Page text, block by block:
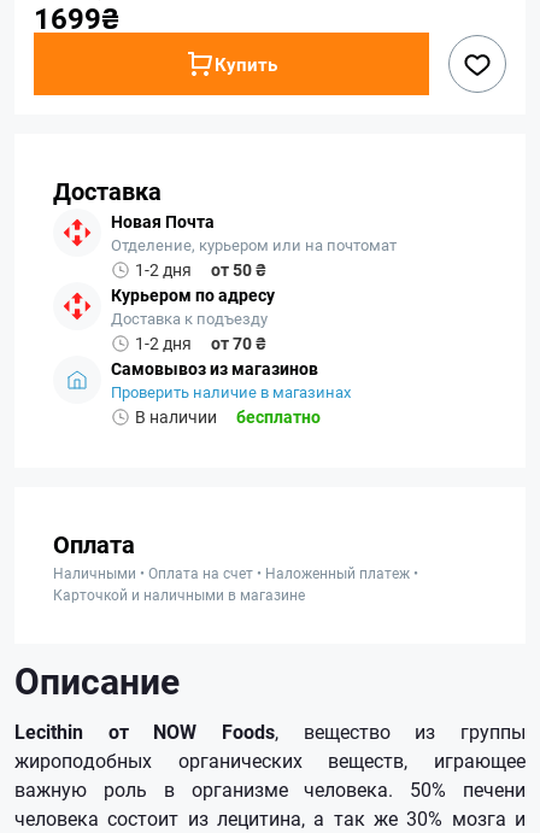
1699₴
Купить
Доставка
Новая Почта
Отделение, курьером или на почтомат
1-2 дня
от 50 ₴
Курьером по адресу
Доставка к подъезду
1-2 дня
от 70 ₴
Самовывоз из магазинов
Проверить наличие в магазинах
В наличии бесплатно
Оплата
Наличными • Оплата на счет • Наложенный платеж •
Карточкой и наличными в магазине
Описание
Lecithin от NOW Foods, вещество из группы
жироподобных органических веществ, играющее
важную роль в организме человека. 50% печени
человека состоит из лецитина, а так же 30% мозга и